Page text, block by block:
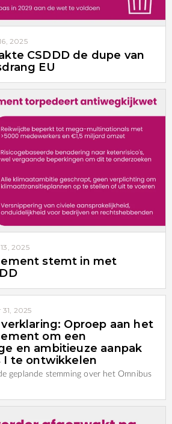
2025
CSDDD de dupe van
EU
2025
stemt in met
2025
Oproep aan het
om een
en ambitieuze aanpak
I te ontwikkelen
geplande stemming over het Omnibus